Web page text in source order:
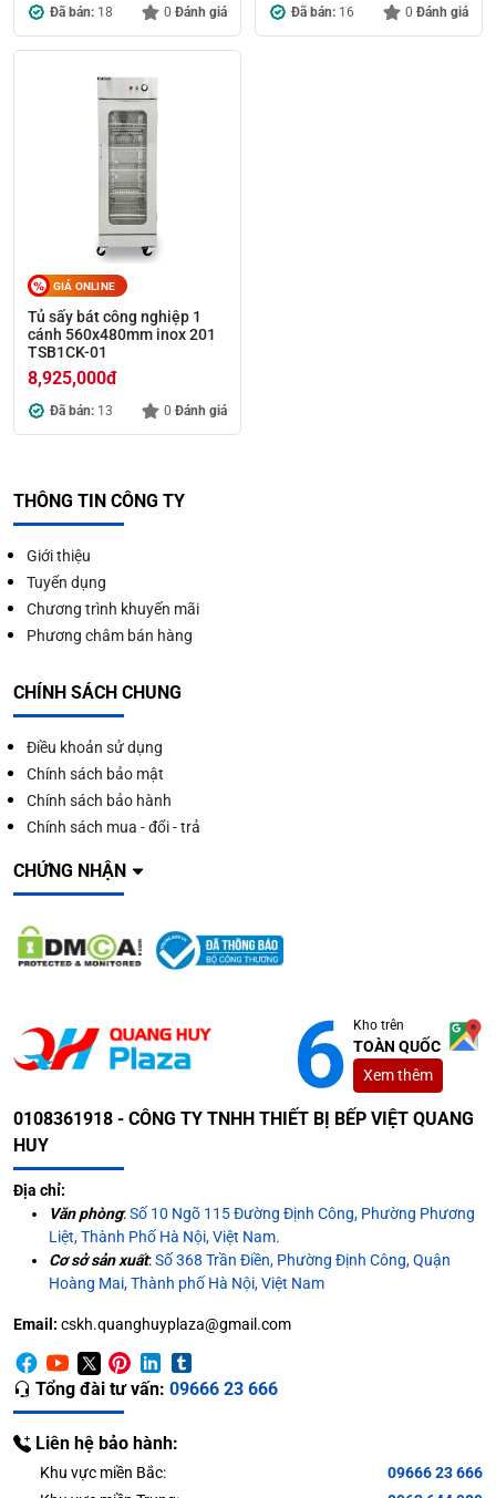
Đã bán: 18 0 Đánh giá Đã bán: 16 0 Đánh giá
GIÁ ONLINE
Tủ sấy bát công nghiệp 1
cánh 560x480mm inox 201
TSB1CK-01
8,925,000đ
Đã bán: 13 0 Đánh giá
THÔNG TIN CÔNG TY
Giới thiệu
Tuyển dụng
Chương trình khuyến mãi
Phương châm bán hàng
CHÍNH SÁCH CHUNG
Điều khoản sử dụng
Chính sách bảo mật
Chính sách bảo hành
Chính sách mua - đổi - trả
CHỨNG NHẬN
Kho trên
TOÀN QUỐC
Xem thêm
0108361918 - CÔNG TY TNHH THIẾT BỊ BẾP VIỆT QUANG
HUY
Địa chỉ:
Văn phòng:Số 10 Ngõ 115 Đường Định Công, Phường Phương
Liệt, Thành Phố Hà Nội, Việt Nam.
Cơ sở sản xuất:Số 368 Trần Điền, Phường Định Công, Quận
Hoàng Mai, Thành phố Hà Nội, Việt Nam
Email: cskh.quanghuyplaza@gmail.com
Tổng đài tư vấn: 09666 23 666
Liên hệ bảo hành:
Khu vực miền Bắc:
09666 23 666